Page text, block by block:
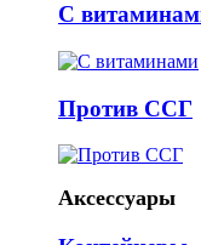
С
Против ССГ
Аксессуары